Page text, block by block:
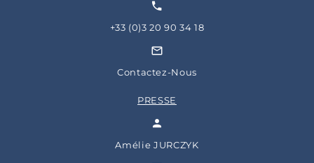
+33 (0)3 20 90 34 18
Contactez-Nous
PRESSE
Amélie JURCZYK